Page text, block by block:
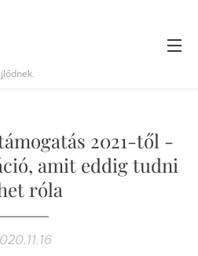
2021-től -
amit eddig tudni
róla